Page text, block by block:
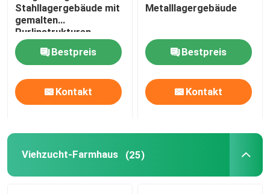
Stahllagergebäude mit
gemalten
Purlinstrukturen
Bestpreis
Kontakt
Metalllagergebäude
Bestpreis
Kontakt
Viehzucht-Farmhaus (25)